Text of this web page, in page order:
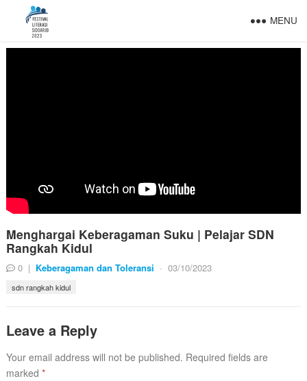
MENU
Menghargai Keberagaman Suku | Pelajar SDN
Rangkah Kidul
0 | Keberagaman dan Toleransi · 03/10/2023
sdn rangkah kidul
Leave a Reply
Your email address will not be published. Required fields are
marked *